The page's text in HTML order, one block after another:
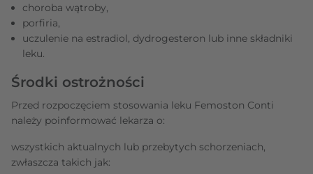
choroba wątroby,
porfiria,
uczulenie na estradiol, dydrogesteron lub inne składniki
leku.
Środki ostrożności
Przed rozpoczęciem stosowania leku Femoston Conti
należy poinformować lekarza o:
wszystkich aktualnych lub przebytych schorzeniach,
zwłaszcza takich jak: